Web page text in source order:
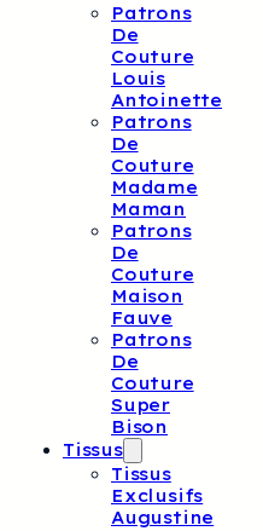
Patrons
De
Couture
Louis
Antoinette
Patrons
De
Couture
Madame
Maman
Patrons
De
Couture
Maison
Fauve
Patrons
De
Couture
Super
Bison
Tissus
Tissus
Exclusifs
Augustine